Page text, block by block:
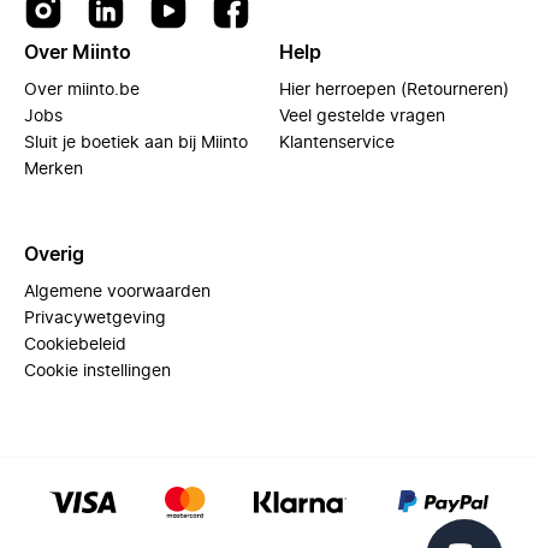
Over Miinto
Over miinto.be
Jobs
Sluit je boetiek aan bij Miinto
Merken
Help
Hier herroepen (Retourneren)
Veel gestelde vragen
Klantenservice
Overig
Algemene voorwaarden
Privacywetgeving
Cookiebeleid
Cookie instellingen